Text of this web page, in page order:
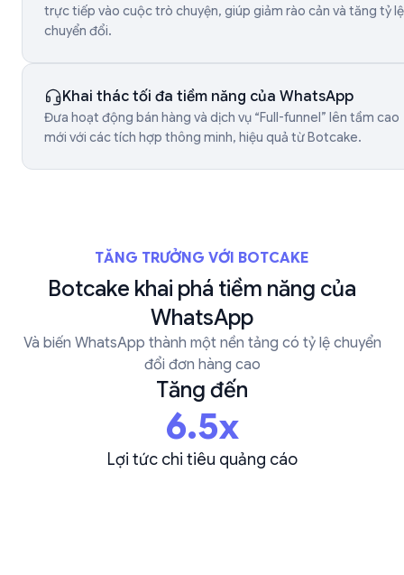
trực tiếp vào cuộc trò chuyện, giúp giảm rào cản và tăng tỷ lệ
chuyển đổi.
Khai thác tối đa tiềm năng của WhatsApp
Đưa hoạt động bán hàng và dịch vụ “Full-funnel” lên tầm cao
mới với các tích hợp thông minh, hiệu quả từ Botcake.
TĂNG TRƯỞNG VỚI BOTCAKE
Botcake khai phá tiềm năng của
WhatsApp
Và biến WhatsApp thành một nền tảng có tỷ lệ chuyển
đổi đơn hàng cao
Tăng đến
6.5x
Lợi tức chi tiêu quảng cáo